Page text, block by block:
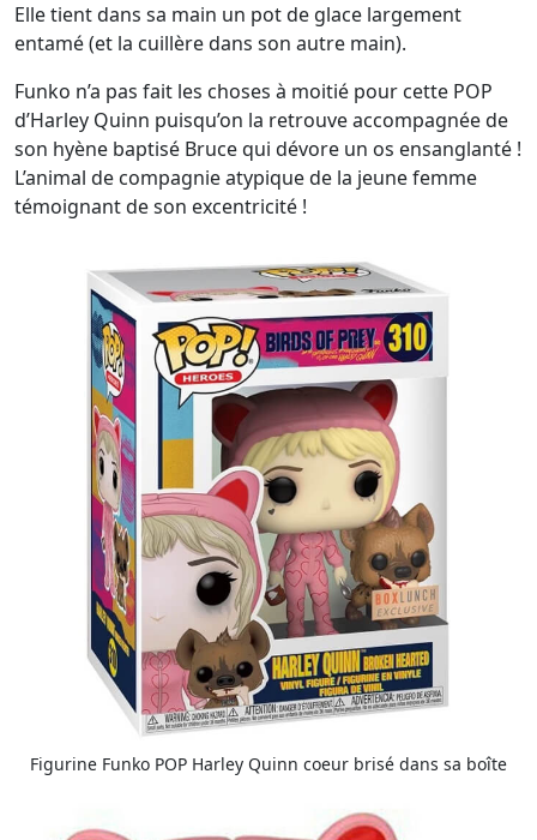
Elle tient dans sa main un pot de glace largement
entamé (et la cuillère dans son autre main).
Funko n’a pas fait les choses à moitié pour cette POP
d’Harley Quinn puisqu’on la retrouve accompagnée de
son hyène baptisé Bruce qui dévore un os ensanglanté !
L’animal de compagnie atypique de la jeune femme
témoignant de son excentricité !
Figurine Funko POP Harley Quinn coeur brisé dans sa boîte